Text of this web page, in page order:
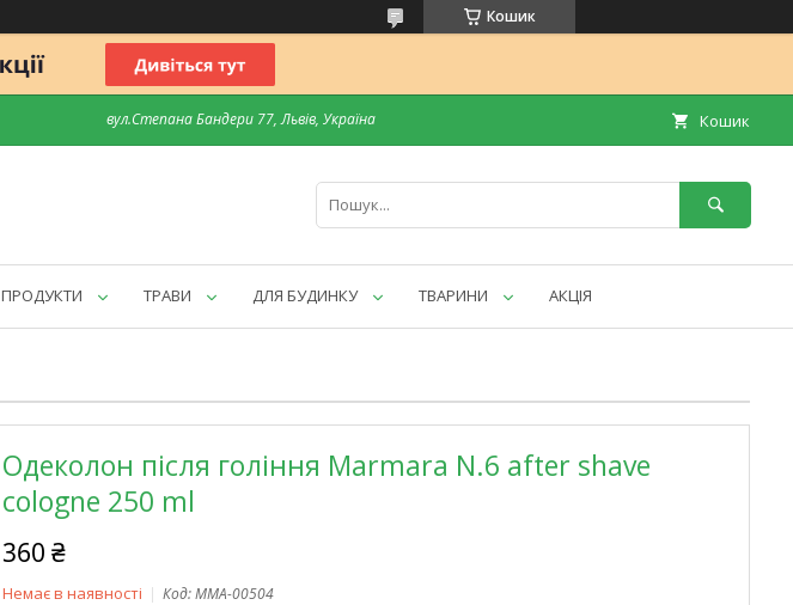
Кошик
вул.Степана Бандери 77, Львів, Україна Кошик
ПРОДУКТИ ТРАВИ ДЛЯ БУДИНКУ ТВАРИНИ АКЦІЯ
Одеколон після гоління Marmara N.6 after shave
cologne 250 ml
360 ₴
Немає в наявності Код:MMA-00504